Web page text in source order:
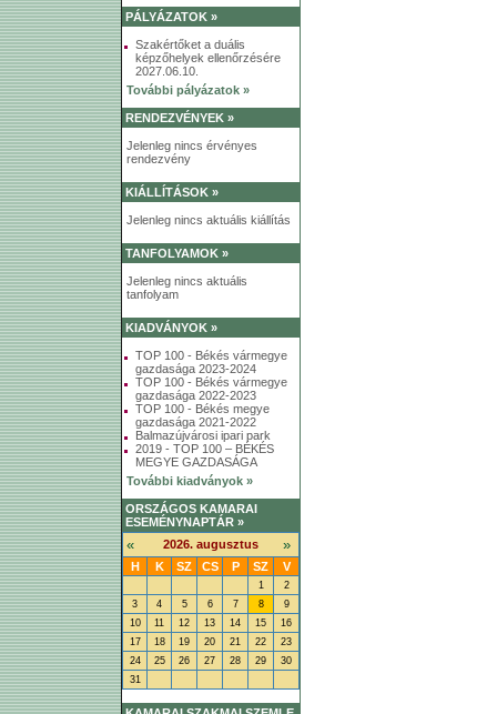
PÁLYÁZATOK »
Szakértőket a duális
képzőhelyek ellenőrzésére
2027.06.10.
További pályázatok »
RENDEZVÉNYEK »
Jelenleg nincs érvényes
rendezvény
KIÁLLÍTÁSOK »
Jelenleg nincs aktuális kiállítás
TANFOLYAMOK »
Jelenleg nincs aktuális
tanfolyam
KIADVÁNYOK »
TOP 100 - Békés vármegye
gazdasága 2023-2024
TOP 100 - Békés vármegye
gazdasága 2022-2023
TOP 100 - Békés megye
gazdasága 2021-2022
Balmazújvárosi ipari park
2019 - TOP 100 – BÉKÉS
MEGYE GAZDASÁGA
További kiadványok »
ORSZÁGOS KAMARAI
ESEMÉNYNAPTÁR »
« 2026. augusztus »
H K SZ CS P SZ V
1
2
3
4 5 6 7 8
9
10
11 12 13 14 15
16
17
18 19 20 21 22
23
24
25 26 27 28 29
30
31